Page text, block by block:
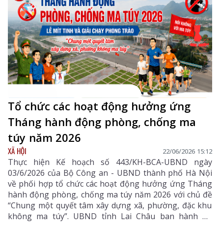
Tổ chức các hoạt động hưởng ứng
Tháng hành động phòng, chống ma
túy năm 2026
XÃ HỘI 22/06/2026 15:12
Thực hiện Kế hoạch số 443/KH-BCA-UBND ngày
03/6/2026 của Bộ Công an - UBND thành phố Hà Nội
về phối hợp tổ chức các hoạt động hưởng ứng Tháng
hành động phòng, chống ma túy năm 2026 với chủ đề
“Chung một quyết tâm xây dựng xã, phường, đặc khu
không ma túy”. UBND tỉnh Lai Châu ban hành Kế